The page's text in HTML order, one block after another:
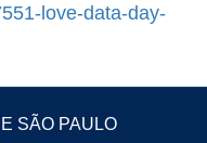
love-data-day-
SÃO PAULO